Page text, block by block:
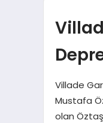
Villade
Mustafa
olan